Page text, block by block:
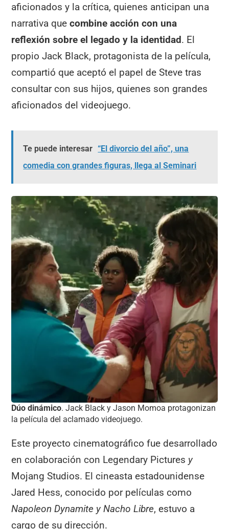
aficionados y la crítica, quienes anticipan una
narrativa que combine acción con una
reflexión sobre el legado y la identidad. El
propio Jack Black, protagonista de la película,
compartió que aceptó el papel de Steve tras
consultar con sus hijos, quienes son grandes
aficionados del videojuego.
Te puede interesar “El divorcio del año”, una
comedia con grandes figuras, llega al Seminari
Dúo dinámico. Jack Black y Jason Momoa protagonizan
la película del aclamado videojuego.
Este proyecto cinematográfico fue desarrollado
en colaboración con Legendary Pictures y
Mojang Studios. El cineasta estadounidense
Jared Hess, conocido por películas como
Napoleon Dynamite y Nacho Libre, estuvo a
cargo de su dirección.